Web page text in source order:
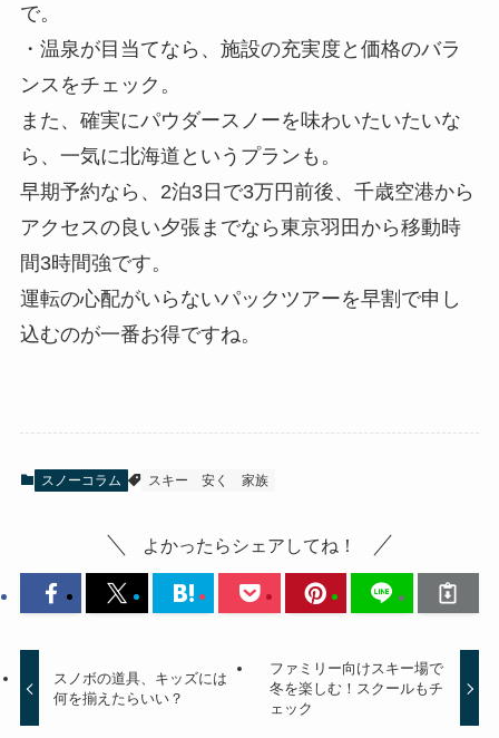
で。
・温泉が目当てなら、施設の充実度と価格のバラ
ンスをチェック。
また、確実にパウダースノーを味わいたいたいな
ら、一気に北海道というプランも。
早期予約なら、2泊3日で3万円前後、千歳空港から
アクセスの良い夕張までなら東京羽田から移動時
間3時間強です。
運転の心配がいらないパックツアーを早割で申し
込むのが一番お得ですね。
スノーコラム スキー 安く 家族
よかったらシェアしてね！
スノボの道具、キッズには
何を揃えたらいい？
ファミリー向けスキー場で
冬を楽しむ！スクールもチ
ェック